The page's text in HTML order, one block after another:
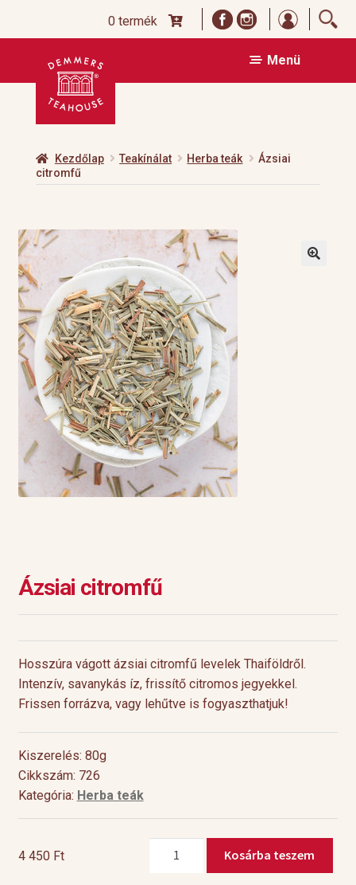
0 termék
Ugrás
navigációhoz
Kilépés
tartalomba
Menü
Kezdőlap Teakínálat Herba teák
Ázsiai
citromfű
Ázsiai citromfű
Hosszúra vágott ázsiai citromfű levelek Thaiföldről.
Intenzív, savanykás íz, frissítő citromos jegyekkel.
Frissen forrázva, vagy lehűtve is fogyaszthatjuk!
Kiszerelés: 80g
Cikkszám: 726
Kategória: Herba teák
4 450 Ft
citromfű
mennyiség
Kosárba teszem